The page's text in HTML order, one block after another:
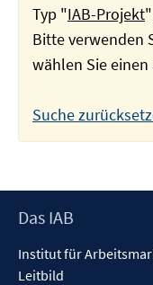
Typ "IAB-Projekt
Bitte verwenden
wählen Sie
Suche
Footer
Das IAB
Institut für
Leitbild